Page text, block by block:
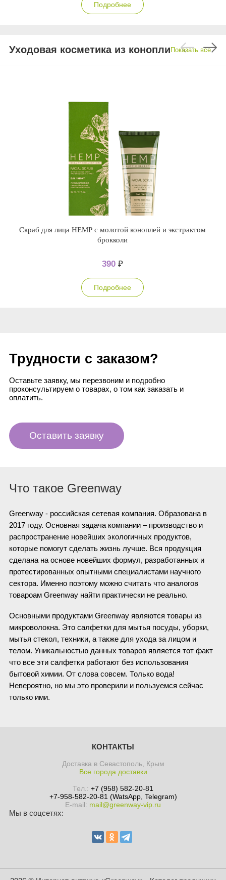
Подробнее
Уходовая косметика из конопли Показать все
Скраб для лица НЕМР с молотой коноплей и экстрактом
брокколи
390 ₽
Подробнее
Трудности с заказом?
Оставьте заявку, мы перезвоним и подробно
проконсультируем о товарах, о том как заказать и
оплатить.
Оставить заявку
Что такое Greenway
Greenway - российская сетевая компания. Образована в
2017 году. Основная задача компании – производство и
распространение новейших экологичных продуктов,
которые помогут сделать жизнь лучше. Вся продукция
сделана на основе новейших формул, разработанных и
протестированных опытными специалистами научного
сектора. Именно поэтому можно считать что аналогов
товароам Greenway найти практически не реально.
Основными продуктами Greenway являются товары из
микроволокна. Это салфетки для мытья посуды, уборки,
мытья стекол, техники, а также для ухода за лицом и
телом. Уникальностью данных товаров является тот факт
что все эти салфетки работают без использования
бытовой химии. От слова совсем. Только вода!
Невероятно, но мы это проверили и пользуемся сейчас
только ими.
КОНТАКТЫ
Доставка в Севастополь, Крым
Все города доставки
Тел.: +7 (958) 582-20-81
+7-958-582-20-81 (WatsApp, Telegram)
E-mail: mail@greenway-vip.ru
Мы в соцсетях: